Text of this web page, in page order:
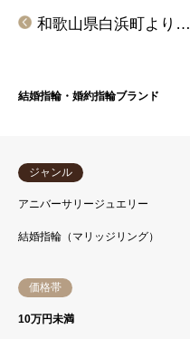
和歌山県白浜町よりご来店 LAPAGE(ラパージュ)の婚約指輪をアレンジしてご成約いただきました
結婚指輪・婚約指輪ブランド
ジャンル
アニバーサリージュエリー
結婚指輪（マリッジリング）
価格帯
10万円未満